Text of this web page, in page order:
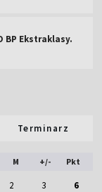
BP Ekstraklasy.
Terminarz
M +/- Pkt
2 3 6